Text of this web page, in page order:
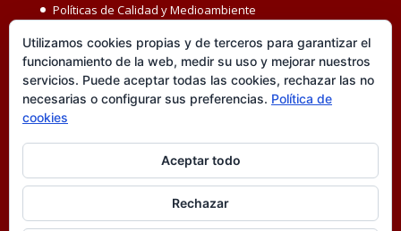
Políticas de Calidad y Medioambiente
Igualdad MBC
Código ético
Transparencia
Política de cookies
Utilizamos cookies propias y de terceros para garantizar el
funcionamiento de la web, medir su uso y mejorar nuestros
servicios. Puede aceptar todas las cookies, rechazar las no
necesarias o configurar sus preferencias. Política de
cookies
Aceptar todo
Rechazar